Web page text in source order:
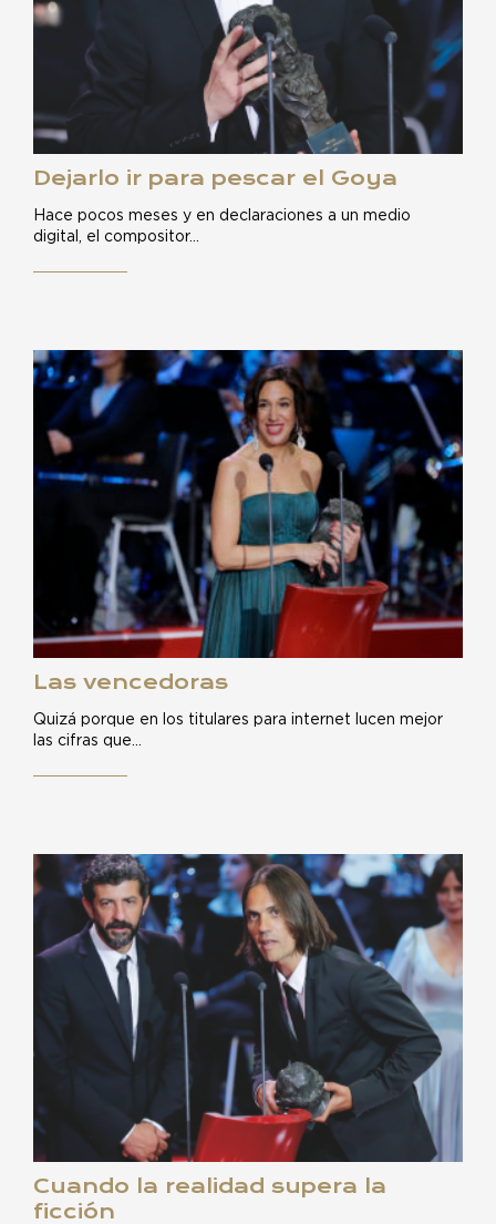
Dejarlo ir para pescar el Goya
Hace pocos meses y en declaraciones a un medio
digital, el compositor…
Las vencedoras
Quizá porque en los titulares para internet lucen mejor
las cifras que…
Cuando la realidad supera la
ficción